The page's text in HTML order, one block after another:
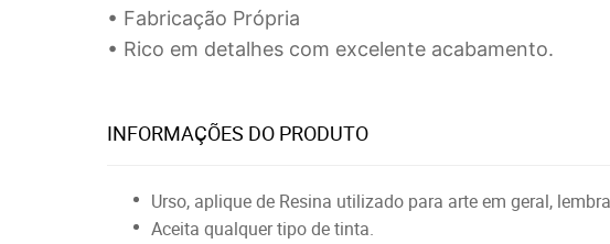
• Fabricação Própria
• Rico em detalhes com excelente acabamento.
INFORMAÇÕES DO PRODUTO
Urso, aplique de Resina utilizado para arte em geral,
Aceita qualquer tipo de tinta.